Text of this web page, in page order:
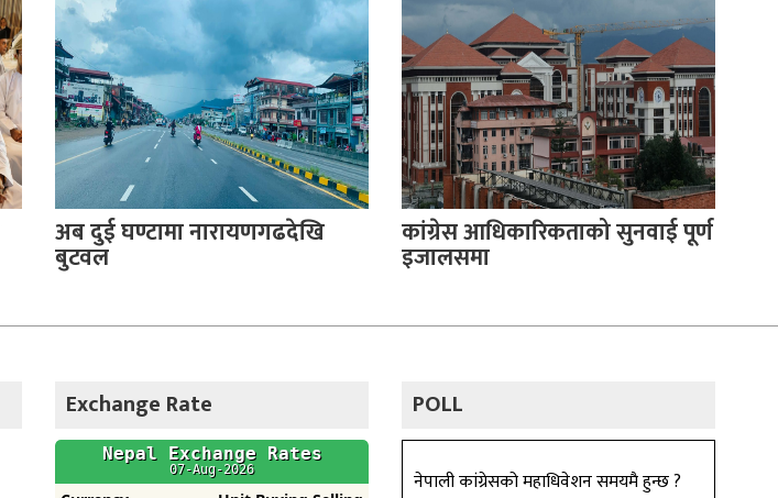
अब दुई घण्टामा नारायणगढदेखि
बुटवल
कांग्रेस आधिकारिकताको सुनवाई पूर्ण
इजालसमा
Exchange Rate POLL
नेपाली कांग्रेसको महाधिवेशन समयमै हुन्छ ?